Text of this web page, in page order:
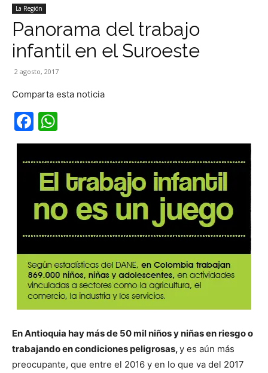
La Región
Panorama del trabajo
infantil en el Suroeste
2 agosto, 2017
Comparta esta noticia
Facebook
En Antioquia hay más de 50 mil niños y niñas en riesgo o
trabajando en condiciones peligrosas,y es aún más
preocupante, que entre el 2016 y en lo que va del 2017